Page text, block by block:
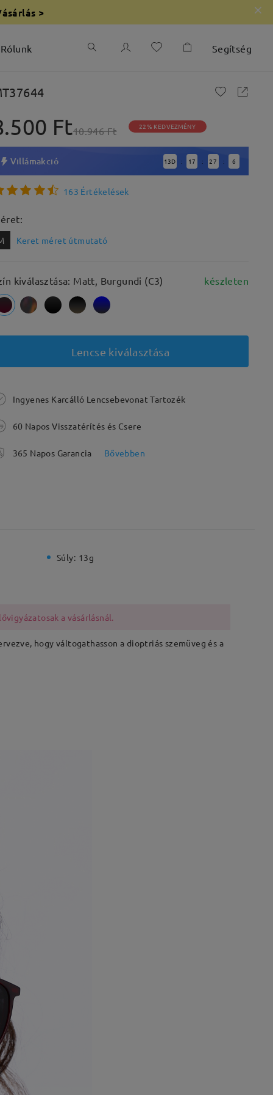
>
Rólunk Segítség
Ft10.946 Ft 22% KEDVEZMÉNY
Villámakció 13D : 17 : 27 : 4
163 Értékelések
Keret méret útmutató
kiválasztása: Matt, Burgundi (C3) készleten
Lencse kiválasztása
Ingyenes Karcálló Lencsebevonat Tartozék
60 Napos Visszatérítés és Csere
365 Napos Garancia Bővebben
Súly: 13g
a vásárlásnál.
hogy váltogathasson a dioptriás szemüveg és a